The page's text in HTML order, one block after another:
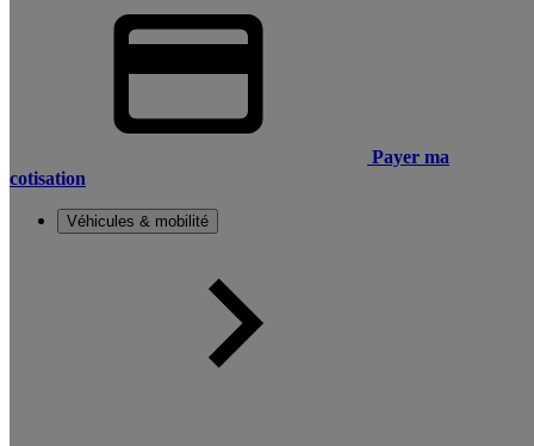
Payer ma
cotisation
Véhicules & mobilité